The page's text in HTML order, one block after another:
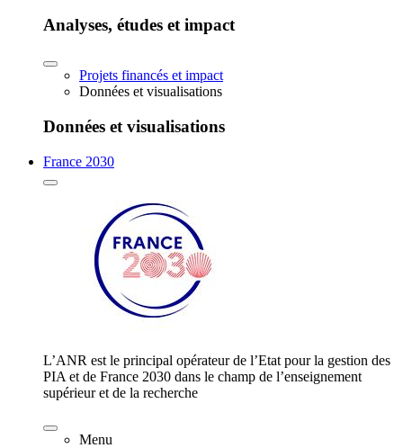
Analyses, études et impact
Projets financés et impact
Données et visualisations
Données et visualisations
France 2030
L’ANR est le principal opérateur de l’Etat pour la gestion des
PIA et de France 2030 dans le champ de l’enseignement
supérieur et de la recherche
Menu